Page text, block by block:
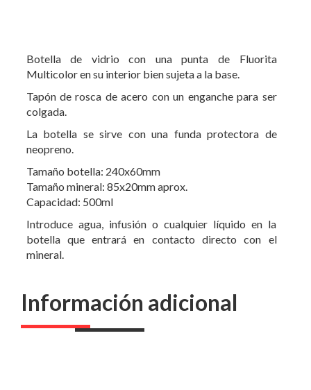
Botella de vidrio con una punta de Fluorita
Multicolor en su interior bien sujeta a la base.
Tapón de rosca de acero con un enganche para ser
colgada.
La botella se sirve con una funda protectora de
neopreno.
Tamaño botella: 240x60mm
Tamaño mineral: 85x20mm aprox.
Capacidad: 500ml
Introduce agua, infusión o cualquier líquido en la
botella que entrará en contacto directo con el
mineral.
Información adicional